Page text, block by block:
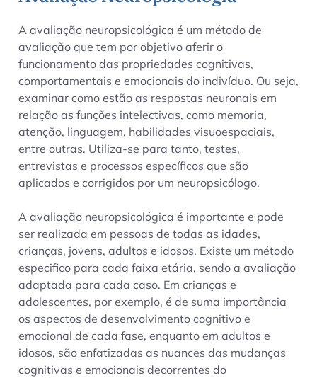
A avaliação neuropsicológica é um método de
avaliação que tem por objetivo aferir o
funcionamento das propriedades cognitivas,
comportamentais e emocionais do indivíduo. Ou seja,
examinar como estão as respostas neuronais em
relação as funções intelectivas, como memoria,
atenção, linguagem, habilidades visuoespaciais,
entre outras. Utiliza-se para tanto, testes,
entrevistas e processos específicos que são
aplicados e corrigidos por um neuropsicólogo.
A avaliação neuropsicológica é importante e pode
ser realizada em pessoas de todas as idades,
crianças, jovens, adultos e idosos. Existe um método
especifico para cada faixa etária, sendo a avaliação
adaptada para cada caso. Em crianças e
adolescentes, por exemplo, é de suma importância
os aspectos de desenvolvimento cognitivo e
emocional de cada fase, enquanto em adultos e
idosos, são enfatizadas as nuances das mudanças
cognitivas e emocionais decorrentes do